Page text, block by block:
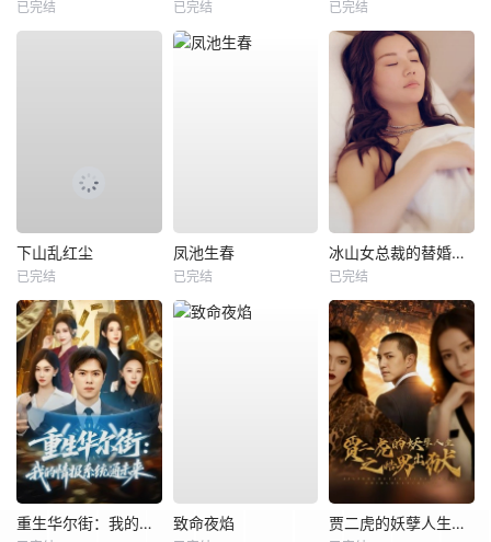
已完结 已完结 已完结
下山乱红尘
已完结
凤池生春
已完结
冰山女总裁的替婚兵王
已完结
重生华尔街：我的情报系统通未来 致命夜焰 贾二虎的妖孽人生之皓男出狱